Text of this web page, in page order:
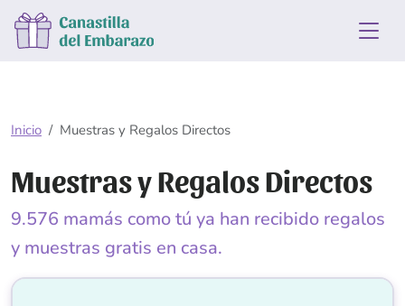
Inicio Muestras y Regalos Directos
Muestras y Regalos Directos
9.576 mamás como tú ya han recibido regalos
y muestras gratis en casa.